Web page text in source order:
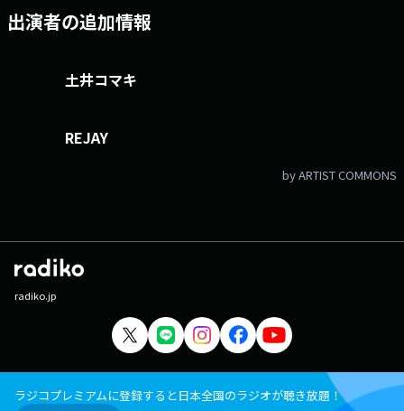
出演者の追加情報
土井コマキ
REJAY
by ARTIST COMMONS
radiko.jp
ラジコプレミアムに登録すると日本全国のラジオが聴き放題！